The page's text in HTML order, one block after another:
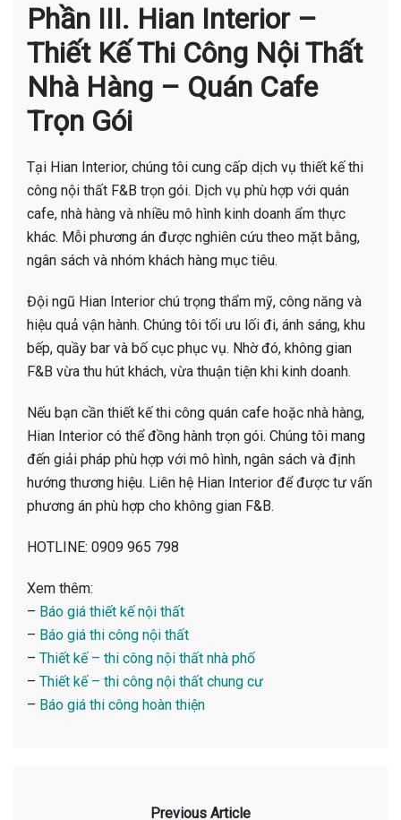
Phần III. Hian Interior –
Thiết Kế Thi Công Nội Thất
Nhà Hàng – Quán Cafe
Trọn Gói
Tại Hian Interior, chúng tôi cung cấp dịch vụ thiết kế thi
công nội thất F&B trọn gói. Dịch vụ phù hợp với quán
cafe, nhà hàng và nhiều mô hình kinh doanh ẩm thực
khác. Mỗi phương án được nghiên cứu theo mặt bằng,
ngân sách và nhóm khách hàng mục tiêu.
Đội ngũ Hian Interior chú trọng thẩm mỹ, công năng và
hiệu quả vận hành. Chúng tôi tối ưu lối đi, ánh sáng, khu
bếp, quầy bar và bố cục phục vụ. Nhờ đó, không gian
F&B vừa thu hút khách, vừa thuận tiện khi kinh doanh.
Nếu bạn cần thiết kế thi công quán cafe hoặc nhà hàng,
Hian Interior có thể đồng hành trọn gói. Chúng tôi mang
đến giải pháp phù hợp với mô hình, ngân sách và định
hướng thương hiệu. Liên hệ Hian Interior để được tư vấn
phương án phù hợp cho không gian F&B.
HOTLINE: 0909 965 798
Xem thêm:
– Báo giá thiết kế nội thất
– Báo giá thi công nội thất
– Thiết kế – thi công nội thất nhà phố
– Thiết kế – thi công nội thất chung cư
– Báo giá thi công hoàn thiện
Previous Article